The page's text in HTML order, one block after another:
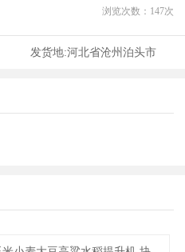
浏览次数： 147次
发货地:河北省沧州泊头市